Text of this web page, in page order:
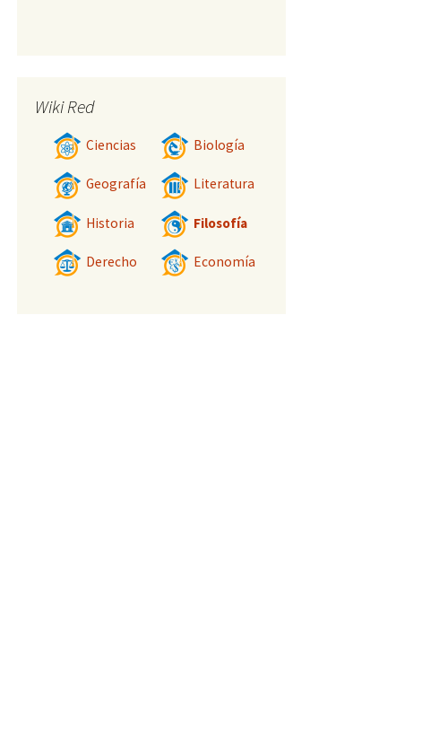
Wiki Red
Ciencias Biología
Geografía Literatura
Historia Filosofía
Derecho Economía